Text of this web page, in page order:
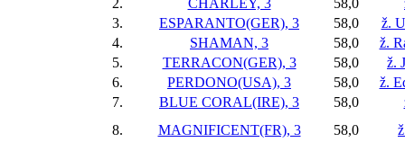
2.
CHARLEY, 3 58,0
3.
ESPARANTO(GER), 3 58,0
ž.
4.
SHAMAN, 3 58,0
ž.
5.
TERRACON(GER), 3 58,0
ž.
6.
PERDONO(USA), 3 58,0
ž.
7.
BLUE CORAL(IRE), 3 58,0
8.
MAGNIFICENT(FR), 3 58,0